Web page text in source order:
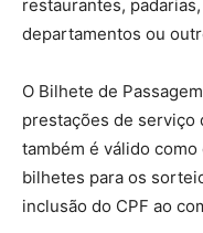
restaurantes,
departamentos ou
O Bilhete de
prestações de serviço
também é válido
bilhetes para os
inclusão do CPF ao